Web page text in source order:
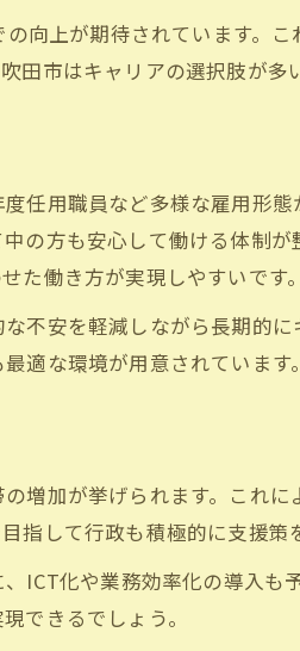
の重要ポイント
選択肢
職員の働き方を比較
も安心して働くコツ
計
安定した収入増の実感
した将来設計の方法
善制度とポイント
れる新制度の活用術
向上が期待されています。
市はキャリアの選択肢が多
任用職員など多様な雇用形
の方も安心して働ける体制
た働き方が実現しやすいです。
不安を軽減しながら長期的
適な環境が用意されています。
加が挙げられます。これに
して行政も積極的に支援策
ICT化や業務効率化の導入も
できるでしょう。